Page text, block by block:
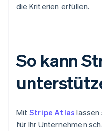
die Kriterien erfüllen.
So kann
Mit Stripe Atlas lassen
für Ihr Unternehmen